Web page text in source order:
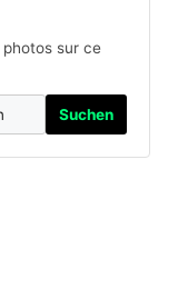
sur ce
Suchen